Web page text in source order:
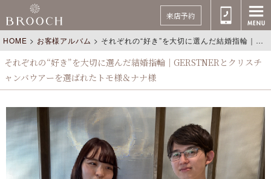
来店予約
HOME > お客様アルバム > それぞれの“好き”を大切に選んだ結婚指輪｜GERSTNERとクリスチャンバウアーを選ばれたトモ様＆ナナ様
それぞれの“好き”を大切に選んだ結婚指輪｜GERSTNERとクリスチ
ャンバウアーを選ばれたトモ様＆ナナ様